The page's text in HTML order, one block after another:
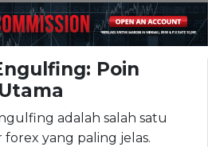
Poin
adalah salah satu
forex yang paling jelas.